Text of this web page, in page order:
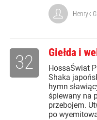
Henryk
Giełda i
HossaŚwiat
Shaka
hymn
śpiewany na
przebojem.
po
32